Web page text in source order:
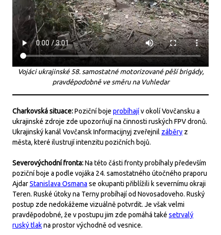
Vojáci ukrajinské 58. samostatné motorizované pěší brigády,
pravděpodobně ve směru na Vuhledar
Charkovská situace:Poziční boje probíhajív okolí Vovčansku a
ukrajinské zdroje zde upozorňují na činnosti ruských FPV dronů.
Ukrajinský kanál Vovčansk Informacijnyj zveřejnil záběry z
města, které ilustrují intenzitu pozičních bojů.
Severovýchodní fronta:Na této části fronty probíhaly především
poziční boje a podle vojáka 24. samostatného útočného praporu
AjdarStanislava Osmana se okupanti přiblížili k severnímu okraji
Teren. Ruské útoky na Terny probíhají od Novosadoveho. Ruský
postup zde nedokážeme vizuálně potvrdit. Je však velmi
pravděpodobné, že v postupu jim zde pomáhá také setrvalý
ruský tlakna prostor východně od vesnice.